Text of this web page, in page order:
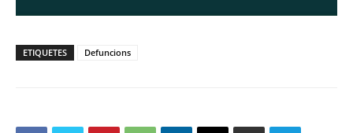
ETIQUETES Defuncions